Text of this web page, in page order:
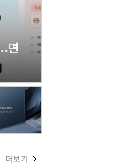
면
더보기